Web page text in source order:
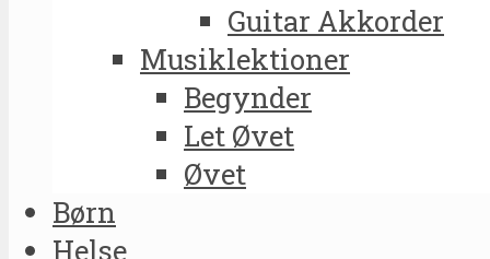
Guitar Akkorder
Musiklektioner
Begynder
Let Øvet
Øvet
Børn
Helse